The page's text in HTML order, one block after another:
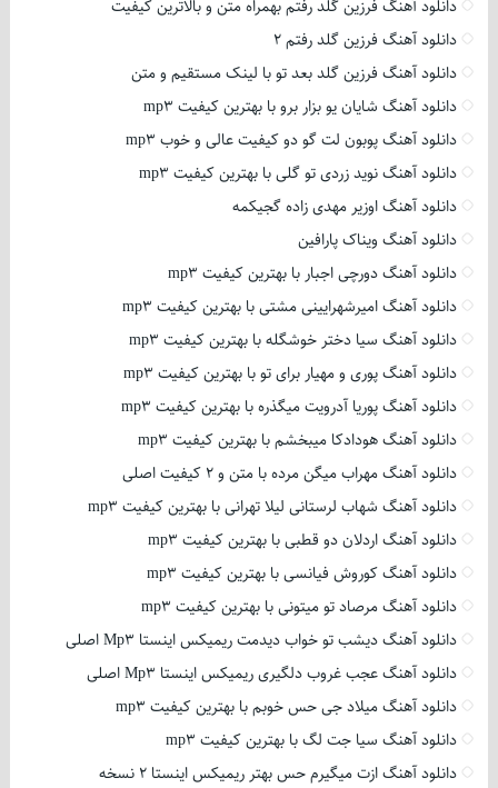
دانلود آهنگ فرزین گلد رفتم بهمراه متن و بالاترین کیفیت
دانلود آهنگ فرزین گلد رفتم 2
دانلود آهنگ فرزین گلد بعد تو با لینک مستقیم و متن
دانلود آهنگ شایان یو بزار برو با بهترین کیفیت mp3
دانلود آهنگ پوبون لت گو دو کیفیت عالی و خوب mp3
دانلود آهنگ نوید زردی تو گلی با بهترین کیفیت mp3
دانلود آهنگ اوزیر مهدی زاده گجیکمه
دانلود آهنگ ویناک پارافین
دانلود آهنگ دورچی اجبار با بهترین کیفیت mp3
دانلود آهنگ امیرشهرایینی مشتی با بهترین کیفیت mp3
دانلود آهنگ سیا دختر خوشگله با بهترین کیفیت mp3
دانلود آهنگ پوری و مهیار برای تو با بهترین کیفیت mp3
دانلود آهنگ پوریا آدرویت میگذره با بهترین کیفیت mp3
دانلود آهنگ هودادکا میبخشم با بهترین کیفیت mp3
دانلود آهنگ مهراب میگن مرده با متن و 2 کیفیت اصلی
دانلود آهنگ شهاب لرستانی لیلا تهرانی با بهترین کیفیت mp3
دانلود آهنگ اردلان دو قطبی با بهترین کیفیت mp3
دانلود آهنگ کوروش فیانسی با بهترین کیفیت mp3
دانلود آهنگ مرصاد تو میتونی با بهترین کیفیت mp3
دانلود آهنگ دیشب تو خواب دیدمت ریمیکس اینستا Mp3 اصلی
دانلود آهنگ عجب غروب دلگیری ریمیکس اینستا Mp3 اصلی
دانلود آهنگ میلاد جی حس خوبم با بهترین کیفیت mp3
دانلود آهنگ سیا جت لگ با بهترین کیفیت mp3
دانلود آهنگ ازت میگیرم حس بهتر ریمیکس اینستا 2 نسخه